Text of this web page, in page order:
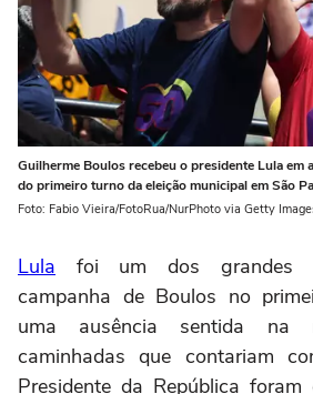
Guilherme Boulos recebeu o presidente Lula em
do primeiro turno da eleição municipal em São
Foto: Fabio Vieira/FotoRua/NurPhoto via Getty
Lula foi um dos grandes
campanha de Boulos no
uma ausência sentida na
caminhadas que contariam
Presidente da República foram